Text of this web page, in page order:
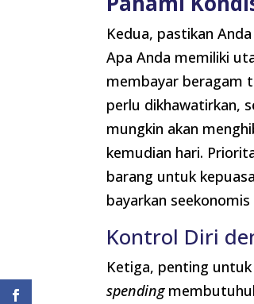
Kedua, pastikan
Apa Anda memiliki
membayar beragam
perlu dikhawatirkan,
mungkin akan
kemudian hari.
barang untuk
bayarkan
Kontrol Diri
Ketiga, penting
spending